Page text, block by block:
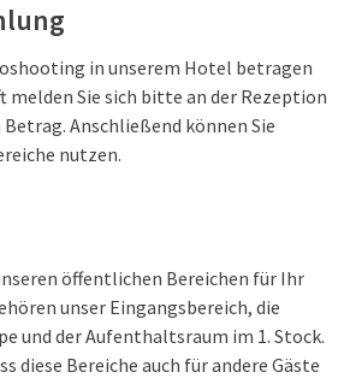
in unserem Hotel betragen
melden Sie sich bitte an der Rezeption
Anschließend können Sie
nutzen.
öffentlichen Bereichen für Ihr
unser Eingangsbereich, die
und der Aufenthaltsraum im 1. Stock.
diese Bereiche auch für andere Gäste